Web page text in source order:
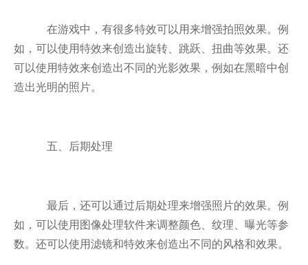
在游戏中，有很多特效可以用来增强拍照效果。例
如，可以使用特效来创造出旋转、跳跃、扭曲等效果。还
可以使用特效来创造出不同的光影效果，例如在黑暗中创
造出光明的照片。
五、后期处理
最后，还可以通过后期处理来增强照片的效果。例
如，可以使用图像处理软件来调整颜色、纹理、曝光等参
数。还可以使用滤镜和特效来创造出不同的风格和效果。